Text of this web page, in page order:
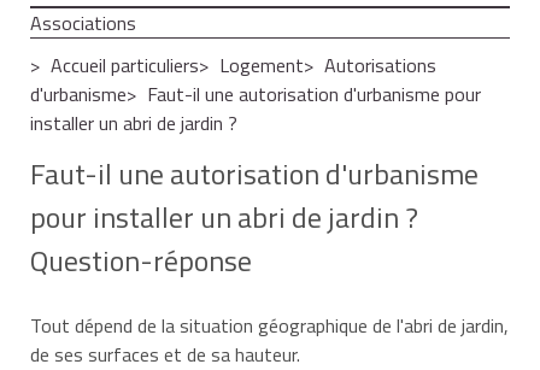
Associations
Accueil particuliers
Logement
Autorisations
d'urbanisme
Faut-il une autorisation d'urbanisme pour
installer un abri de jardin ?
Faut-il une autorisation d'urbanisme
pour installer un abri de jardin ?
Question-réponse
Tout dépend de la situation géographique de l'abri de jardin,
de ses surfaces et de sa hauteur.